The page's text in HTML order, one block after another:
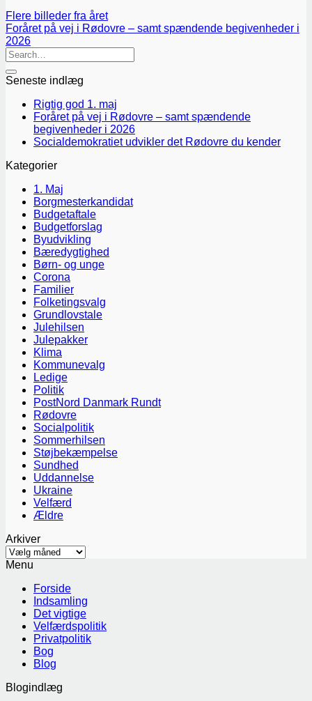
Flere billeder fra året
Foråret på vej i Rødovre – samt spændende begivenheder i
2026
Seneste indlæg
Rigtig god 1. maj
Foråret på vej i Rødovre – samt spændende
begivenheder i 2026
Socialdemokratiet udvikler det Rødovre du kender
Kategorier
1. Maj
Borgmesterkandidat
Budgetaftale
Budgetforslag
Byudvikling
Bæredygtighed
Børn- og unge
Corona
Familier
Folketingsvalg
Grundlovstale
Julehilsen
Julepakker
Klima
Kommunevalg
Ledige
Politik
PostNord Danmark Rundt
Rødovre
Socialpolitik
Sommerhilsen
Støjbekæmpelse
Sundhed
Uddannelse
Ukraine
Velfærd
Ældre
Arkiver
Arkiver
Menu
Forside
Indsamling
Det vigtige
Velfærdspolitik
Privatpolitik
Bog
Blog
Blogindlæg